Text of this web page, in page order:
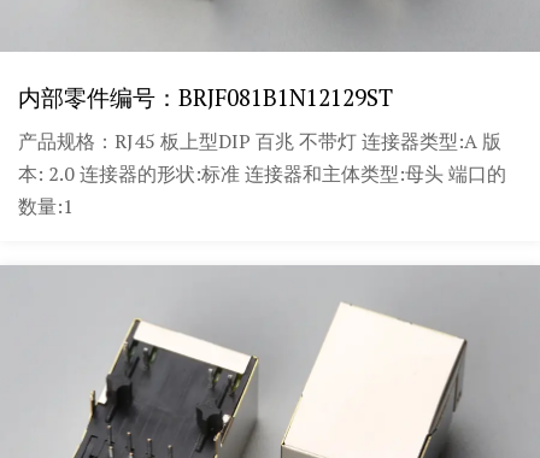
内部零件编号：BRJF081B1N12129ST
产品规格：RJ45 板上型DIP 百兆 不带灯 连接器类型:A 版
本: 2.0 连接器的形状:标准 连接器和主体类型:母头 端口的
数量:1